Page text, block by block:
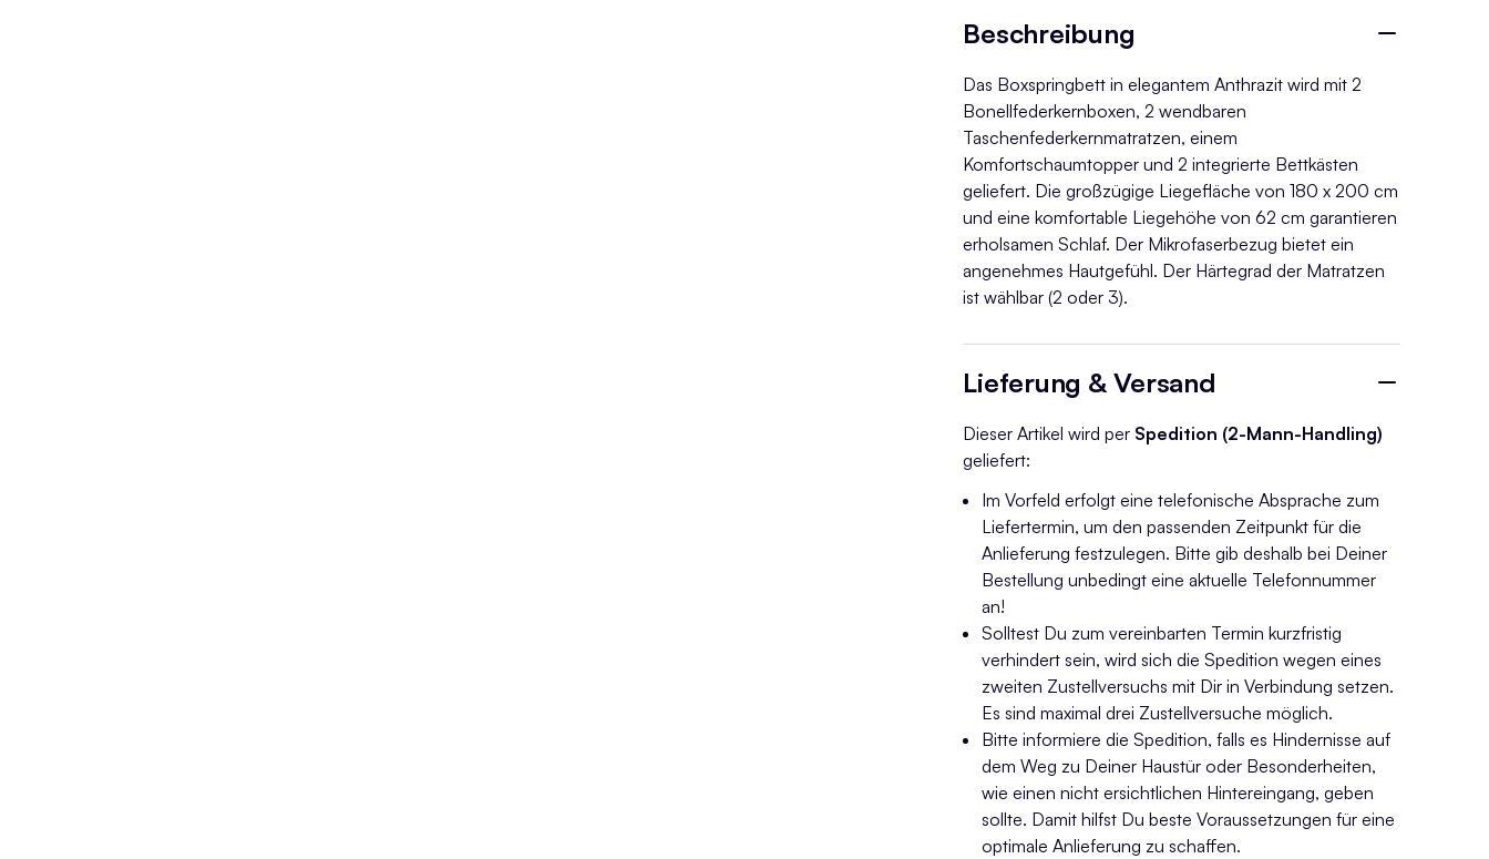
Beschreibung
Das Boxspringbett in elegantem Anthrazit wird mit 2
Bonellfederkernboxen, 2 wendbaren
Taschenfederkernmatratzen, einem
Komfortschaumtopper und 2 integrierte Bettkästen
geliefert. Die großzügige Liegefläche von 180 x 200 cm
und eine komfortable Liegehöhe von 62 cm garantieren
erholsamen Schlaf. Der Mikrofaserbezug bietet ein
angenehmes Hautgefühl. Der Härtegrad der Matratzen
ist wählbar (2 oder 3).
Lieferung & Versand
Dieser Artikel wird per Spedition (2-Mann-Handling)
geliefert:
Im Vorfeld erfolgt eine telefonische Absprache zum
Liefertermin, um den passenden Zeitpunkt für die
Anlieferung festzulegen. Bitte gib deshalb bei Deiner
Bestellung unbedingt eine aktuelle Telefonnummer
an!
Solltest Du zum vereinbarten Termin kurzfristig
verhindert sein, wird sich die Spedition wegen eines
zweiten Zustellversuchs mit Dir in Verbindung setzen.
Es sind maximal drei Zustellversuche möglich.
Bitte informiere die Spedition, falls es Hindernisse auf
dem Weg zu Deiner Haustür oder Besonderheiten,
wie einen nicht ersichtlichen Hintereingang, geben
sollte. Damit hilfst Du beste Voraussetzungen für eine
optimale Anlieferung zu schaffen.